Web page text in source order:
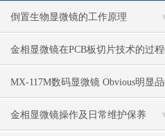
倒置生物显微镜的工作原理
金相显微镜在PCB板切片技术的过程
控制中的作用
MX-117M数码显微镜 Obvious明显品
牌值得推荐
金相显微镜操作及日常维护保养